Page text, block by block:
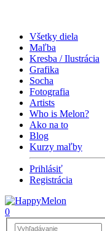
Všetky diela
Maľba
Kresba / Ilustrácia
Grafika
Socha
Fotografia
Artists
Who is Melon?
Ako na to
Blog
Kurzy maľby
Prihlásiť
Registrácia
0